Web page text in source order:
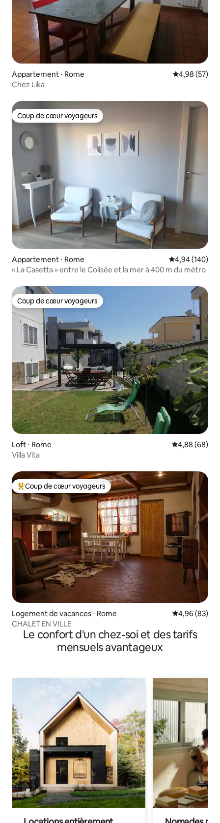
Appartement ⋅ Rome Évaluation
4,98 (57)
Chez Lika
Coup de cœur voyageurs
Coup de cœur voyageurs
Appartement ⋅ Rome Évaluation
4,94 (140)
« La Casetta » entre le Colisée et la mer à 400 m du métro
Coup de cœur voyageurs
Coup de cœur voyageurs
Loft ⋅ Rome Évaluation
4,88 (68)
Villa Vita
Coups de cœur voyageurs les plus appréciés
Coup de cœur voyageurs
Logement de vacances ⋅ Rome Évaluation
4,96 (83)
CHALET EN VILLE
Le confort d'un chez-soi et des tarifs
mensuels avantageux